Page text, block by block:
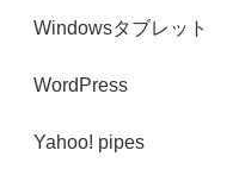
Windowsタブレット
WordPress
Yahoo! pipes